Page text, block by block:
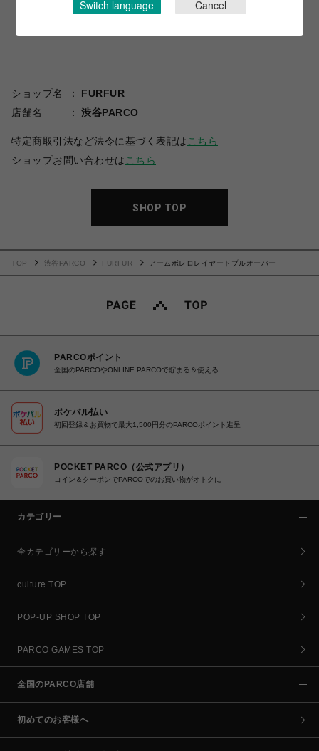
ショップ名
FURFUR
店舗名
渋谷PARCO
特定商取引法など法令に基づく表記は こちら
ショップお問い合わせは こちら
SHOP TOP
TOP 渋谷PARCO FURFUR アームボレロレイヤードプルオーバー
PARCOポイント
全国のPARCOやONLINE PARCOで貯まる＆使える
ポケパル払い
初回登録＆お買物で最大1,500円分のPARCOポイント進呈
POCKET PARCO（公式アプリ）
コイン＆クーポンでPARCOでのお買い物がオトクに
カテゴリー
全カテゴリーから探す
culture TOP
POP-UP SHOP TOP
PARCO GAMES TOP
全国のPARCO店舗
初めてのお客様へ
Switch language Cancel